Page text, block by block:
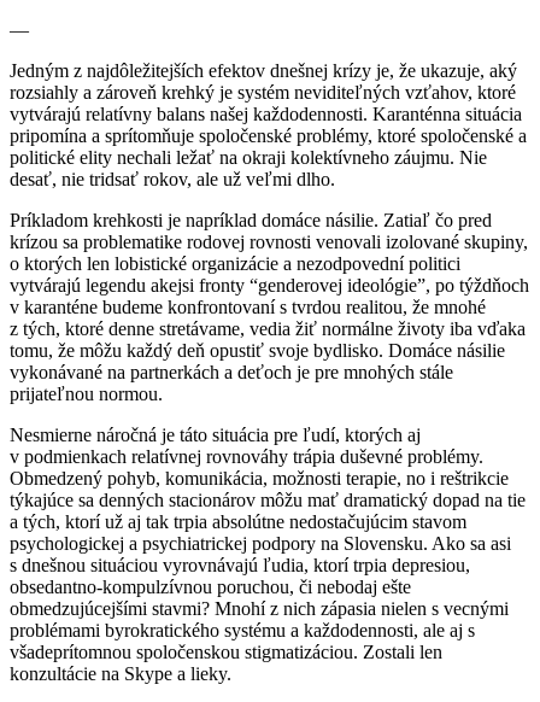
—
Jedným z najdôležitejších efektov dnešnej krízy je, že ukazuje, aký
rozsiahly a zároveň krehký je systém neviditeľných vzťahov, ktoré
vytvárajú relatívny balans našej každodennosti. Karanténna situácia
pripomína a sprítomňuje spoločenské problémy, ktoré spoločenské a
politické elity nechali ležať na okraji kolektívneho záujmu. Nie
desať, nie tridsať rokov, ale už veľmi dlho.
Príkladom krehkosti je napríklad domáce násilie. Zatiaľ čo pred
krízou sa problematike rodovej rovnosti venovali izolované skupiny,
o ktorých len lobistické organizácie a nezodpovední politici
vytvárajú legendu akejsi fronty “genderovej ideológie”, po týždňoch
v karanténe budeme konfrontovaní s tvrdou realitou, že mnohé
z tých, ktoré denne stretávame, vedia žiť normálne životy iba vďaka
tomu, že môžu každý deň opustiť svoje bydlisko. Domáce násilie
vykonávané na partnerkách a deťoch je pre mnohých stále
prijateľnou normou.
Nesmierne náročná je táto situácia pre ľudí, ktorých aj
v podmienkach relatívnej rovnováhy trápia duševné problémy.
Obmedzený pohyb, komunikácia, možnosti terapie, no i reštrikcie
týkajúce sa denných stacionárov môžu mať dramatický dopad na tie
a tých, ktorí už aj tak trpia absolútne nedostačujúcim stavom
psychologickej a psychiatrickej podpory na Slovensku. Ako sa asi
s dnešnou situáciou vyrovnávajú ľudia, ktorí trpia depresiou,
obsedantno-kompulzívnou poruchou, či nebodaj ešte
obmedzujúcejšími stavmi? Mnohí z nich zápasia nielen s vecnými
problémami byrokratického systému a každodennosti, ale aj s
všadeprítomnou spoločenskou stigmatizáciou. Zostali len
konzultácie na Skype a lieky.